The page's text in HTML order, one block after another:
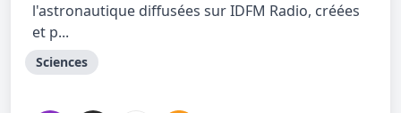
l'astronautique diffusées sur IDFM Radio, créées
et p...
Sciences